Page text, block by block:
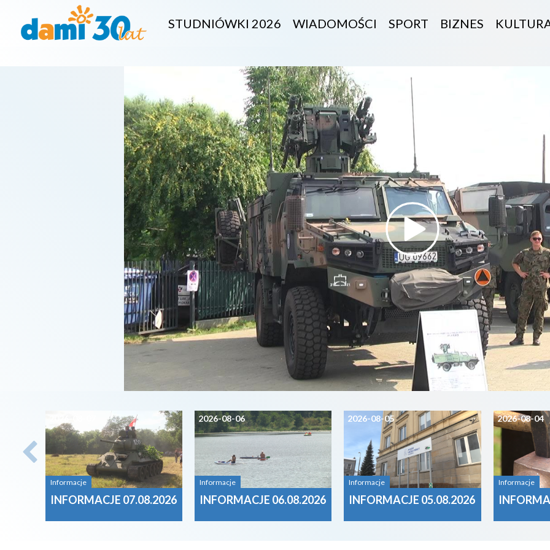
STUDNIÓWKI 2026 WIADOMOŚCI SPORT BIZNES
Informacje
INFORMACJE 07.08.2026
2026-08-06
Informacje
INFORMACJE 06.08.2026
2026-08-05
Informacje
INFORMACJE 05.08.2026
2026-08-04
Informacje